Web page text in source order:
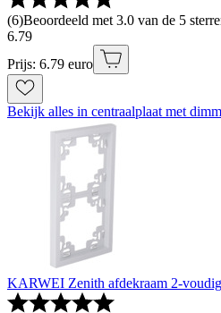
(6)Beoordeeld met 3.0 van de 5
6.79
Prijs: 6.79 euro
Bekijk alles in centraalplaat met
KARWEI Zenith afdekraam 2-